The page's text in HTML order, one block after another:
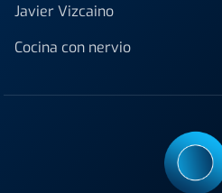
Javier Vizcaino
Cocina con nervio